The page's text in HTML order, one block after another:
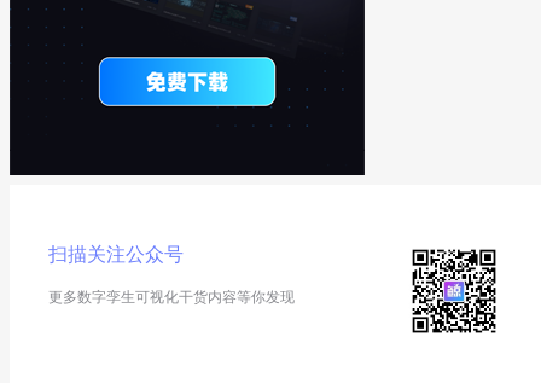
扫描关注公众号
更多数字孪生可视化干货内容等你发现